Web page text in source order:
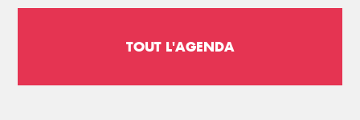
TOUT L'AGENDA